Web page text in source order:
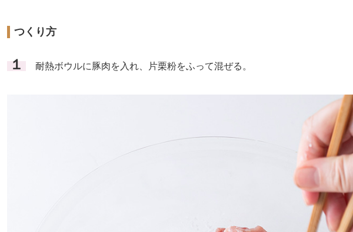
つくり方
１ 耐熱ボウルに豚肉を入れ、片栗粉をふって混ぜる。